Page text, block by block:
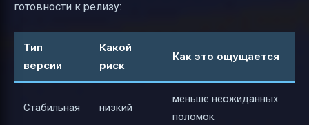
готовности к релизу:
Тип
версии
Какой
риск
Как это ощущается
Стабильная низкий
меньше неожиданных
поломок